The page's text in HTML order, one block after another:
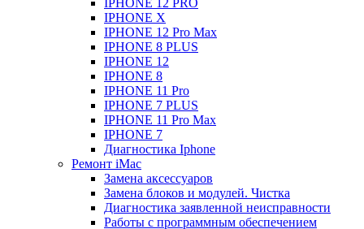
IPHONE 12 PRO
IPHONE X
IPHONE 12 Pro Max
IPHONE 8 PLUS
IPHONE 12
IPHONE 8
IPHONE 11 Pro
IPHONE 7 PLUS
IPHONE 11 Pro Max
IPHONE 7
Диагностика Iphone
Ремонт iMac
Замена аксессуаров
Замена блоков и модулей. Чистка
Диагностика заявленной неисправности
Работы с программным обеспечением